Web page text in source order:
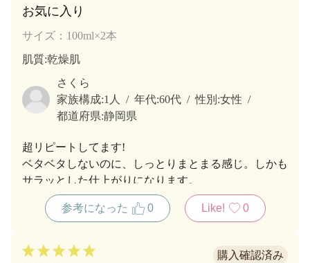
お気に入り
サイズ：100ml×2本
肌質:乾燥肌
さくら
家族構成:1人 年代:60代 性別:女性
都道府県:静岡県
超リピートしてます!
ベタベタしないのに、しっとりまとまる感じ。しかも
サラッとした仕上がりになります。
ドライする時も、お出かけ前も使えちゃいます😊
参考になった
0 Like! 0